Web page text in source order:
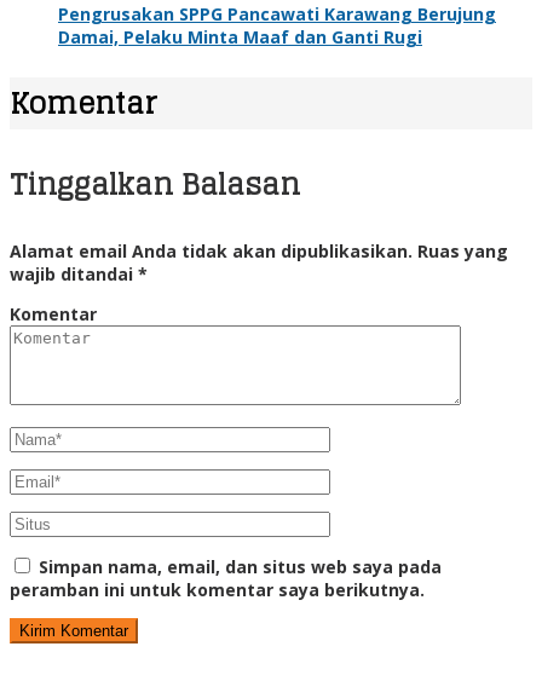
Pengrusakan SPPG Pancawati Karawang Berujung
Damai, Pelaku Minta Maaf dan Ganti Rugi
Komentar
Tinggalkan Balasan
Alamat email Anda tidak akan dipublikasikan. Ruas yang
wajib ditandai *
Komentar
Simpan nama, email, dan situs web saya pada
peramban ini untuk komentar saya berikutnya.